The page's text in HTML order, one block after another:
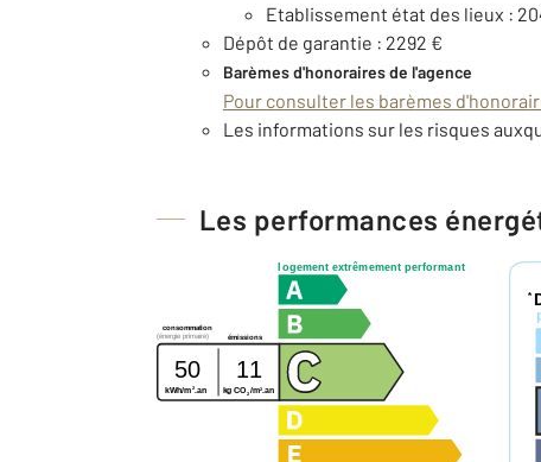
Etablissement état des lieux :
Dépôt de garantie : 2292 €
Barèmes d'honoraires de l'agence
Pour consulter les barèmes
Les informations sur les risques
Les performances
logement extrêmement performant
consommation
émissions
(énergie primaire)
50 11
kWh/m 2 .an kg CO2/m2 .an
*